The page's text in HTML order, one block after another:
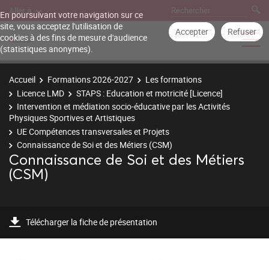
En poursuivant votre navigation sur ce
site, vous acceptez l'utilisation de
cookies à des fins de mesure d'audience
(statistiques anonymes).
Accepter Refuser
Aller à
Accueil Formations 2026-2027
Les formations
Licence LMD
STAPS : Education et motricité [Licence]
Intervention et médiation socio-éducative par les Activités
Physiques Sportives et Artistiques
UE Compétences transversales et Projets
Connaissance de Soi et des Métiers (CSM)
Connaissance de Soi et des Métiers
(CSM)
Télécharger la fiche de présentation